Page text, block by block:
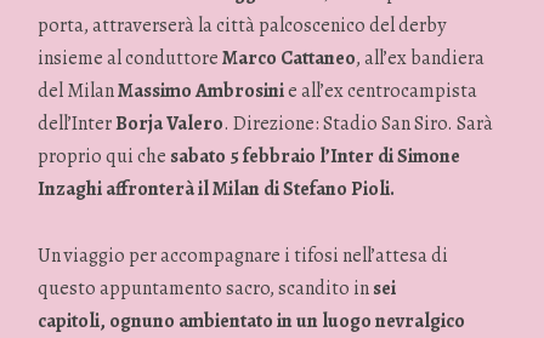
porta, attraverserà la città palcoscenico del derby
insieme al conduttoreMarco Cattaneo, all’ex bandiera
del MilanMassimo Ambrosinie all’ex centrocampista
dell’InterBorja Valero. Direzione: Stadio San Siro. Sarà
proprio qui che sabato 5 febbraio l’Inter di Simone
Inzaghi affronterà il Milan di Stefano Pioli.
Un viaggio per accompagnare i tifosi nell’attesa di
questo appuntamento sacro, scandito insei
capitoli, ognuno ambientato in un luogo nevralgico